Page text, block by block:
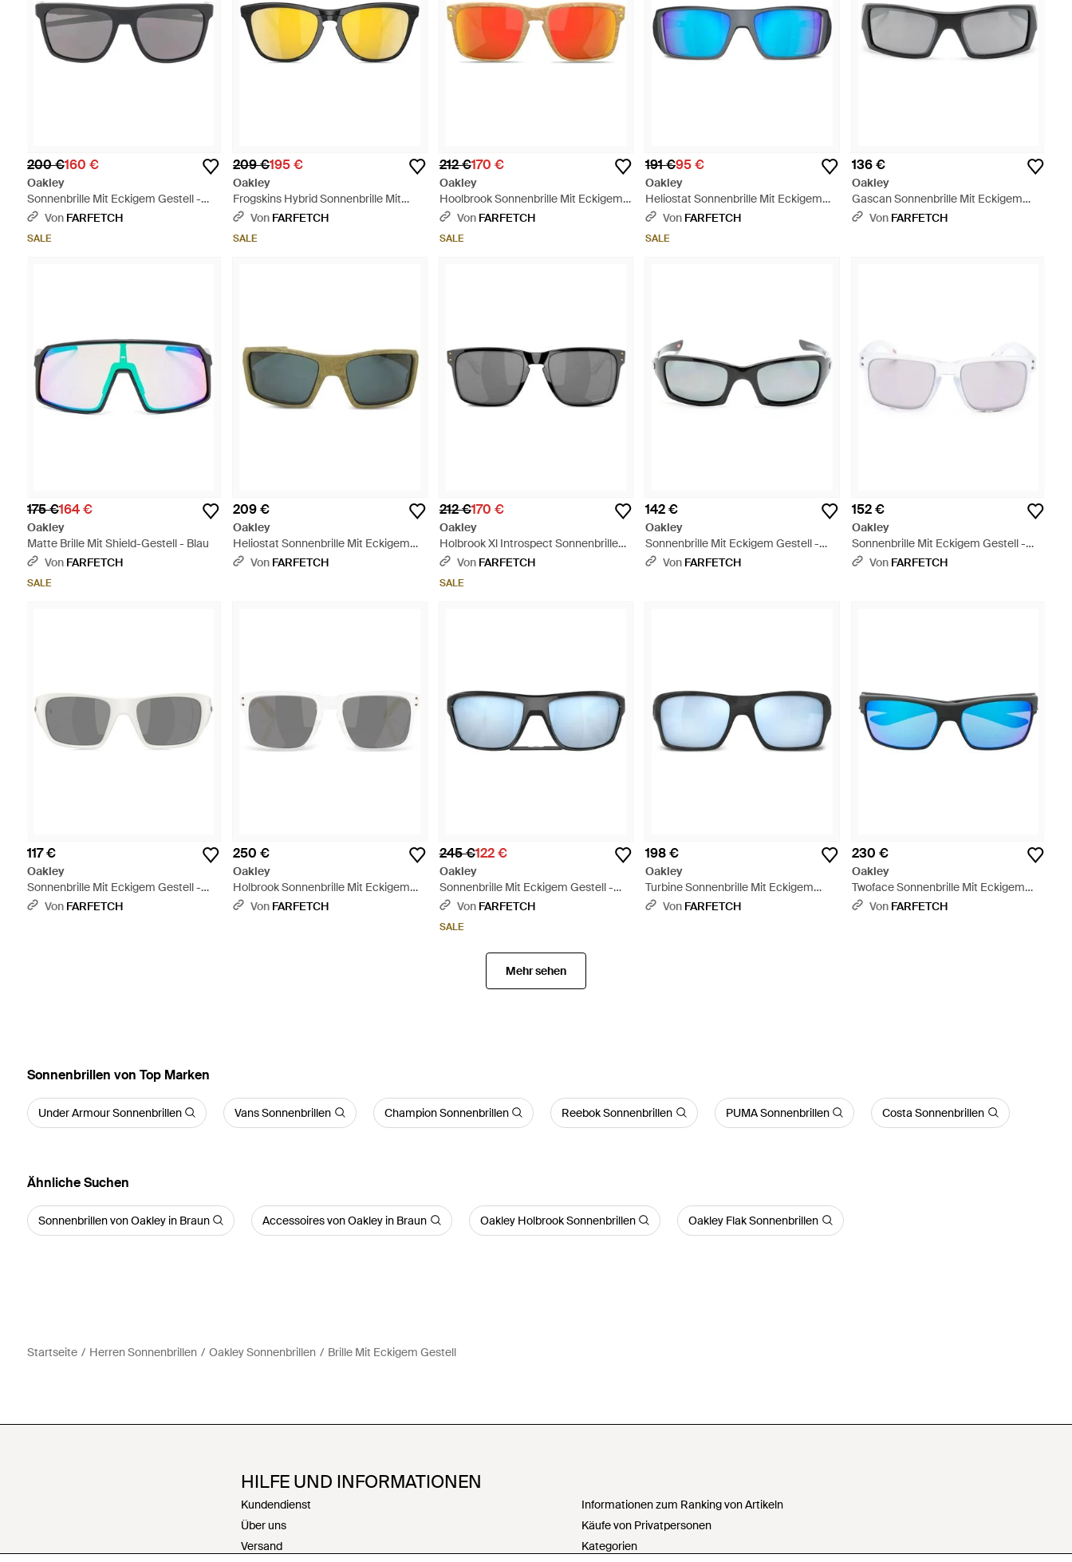
200 €160 €
Oakley
Sonnenbrille Mit Eckigem Gestell -
GrauVon FARFETCH
SALE
209 €195 €
Oakley
Frogskins Hybrid Sonnenbrille Mit
Eckigem Gestell - Gelb
Von FARFETCH
SALE
212 €170 €
Oakley
Hoolbrook Sonnenbrille Mit Eckigem
Gestell - Orange
Von FARFETCH
SALE
191 €95 €
Oakley
Heliostat Sonnenbrille Mit Eckigem
Gestell - Blau
Von FARFETCH
SALE
136 €
Oakley
Gascan Sonnenbrille Mit Eckigem
Gestell - Grau
Von FARFETCH
175 €164 €
Oakley
Matte Brille Mit Shield-Gestell - Blau
Von FARFETCH
SALE
209 €
Oakley
Heliostat Sonnenbrille Mit Eckigem
Gestell - Grün
Von FARFETCH
212 €170 €
Oakley
Holbrook Xl Introspect Sonnenbrille
Mit Eckigem Gestell - Grau
Von FARFETCH
SALE
142 €
Oakley
Sonnenbrille Mit Eckigem Gestell -
Schwarz
Von FARFETCH
152 €
Oakley
Sonnenbrille Mit Eckigem Gestell -
WeißVon FARFETCH
117 €
Oakley
Sonnenbrille Mit Eckigem Gestell -
GrauVon FARFETCH
250 €
Oakley
Holbrook Sonnenbrille Mit Eckigem
Gestell - Grau
Von FARFETCH
245 €122 €
Oakley
Sonnenbrille Mit Eckigem Gestell -
BlauVon FARFETCH
SALE
198 €
Oakley
Turbine Sonnenbrille Mit Eckigem
Gestell - Blau
Von FARFETCH
230 €
Oakley
Twoface Sonnenbrille Mit Eckigem
Gestell - Blau
Von FARFETCH
Mehr sehen
Sonnenbrillen von Top Marken
Under Armour Sonnenbrillen Vans Sonnenbrillen Champion Sonnenbrillen Reebok Sonnenbrillen PUMA Sonnenbrillen Costa Sonnenbrillen
Ähnliche Suchen
Sonnenbrillen von Oakley in Braun Accessoires von Oakley in Braun Oakley Holbrook Sonnenbrillen Oakley Flak Sonnenbrillen
Startseite Herren Sonnenbrillen Oakley Sonnenbrillen Brille Mit Eckigem Gestell
HILFE UND INFORMATIONEN
Kundendienst
Über uns
Versand
Informationen zum Ranking von Artikeln
Käufe von Privatpersonen
Kategorien